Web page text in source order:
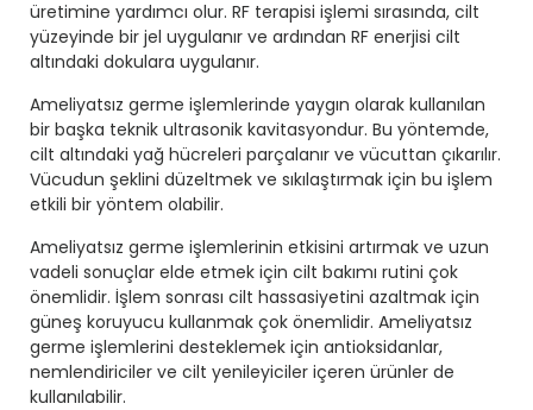
üretimine yardımcı olur. RF terapisi işlemi sırasında, cilt
yüzeyinde bir jel uygulanır ve ardından RF enerjisi cilt
altındaki dokulara uygulanır.
Ameliyatsız germe işlemlerinde yaygın olarak kullanılan
bir başka teknik ultrasonik kavitasyondur. Bu yöntemde,
cilt altındaki yağ hücreleri parçalanır ve vücuttan çıkarılır.
Vücudun şeklini düzeltmek ve sıkılaştırmak için bu işlem
etkili bir yöntem olabilir.
Ameliyatsız germe işlemlerinin etkisini artırmak ve uzun
vadeli sonuçlar elde etmek için cilt bakımı rutini çok
önemlidir. İşlem sonrası cilt hassasiyetini azaltmak için
güneş koruyucu kullanmak çok önemlidir. Ameliyatsız
germe işlemlerini desteklemek için antioksidanlar,
nemlendiriciler ve cilt yenileyiciler içeren ürünler de
kullanılabilir.